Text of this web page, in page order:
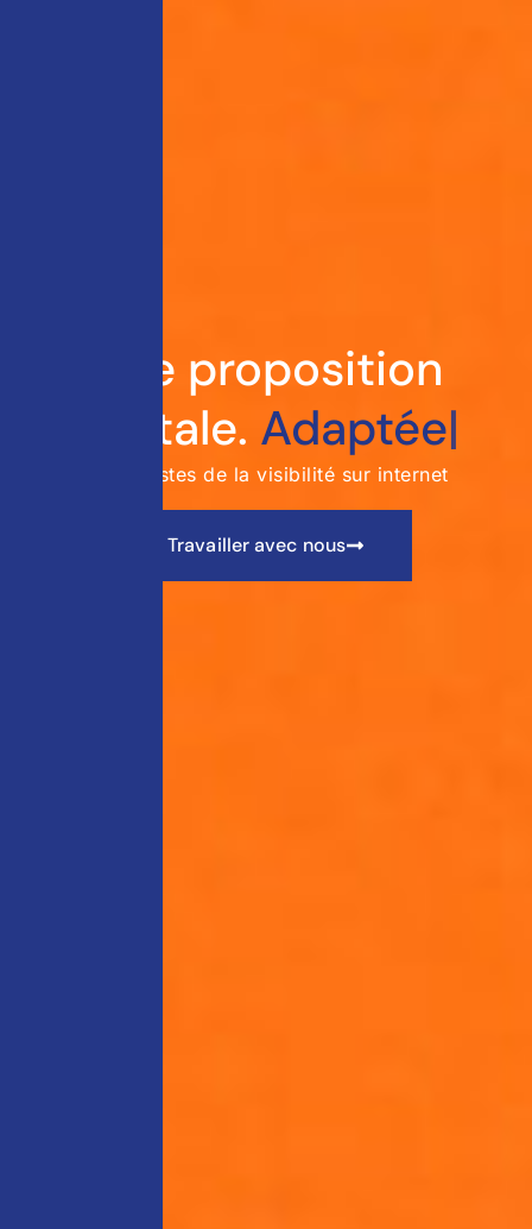
Une proposition
digitale.Visible|
Spécialistes de la visibilité sur internet
Travailler avec nous